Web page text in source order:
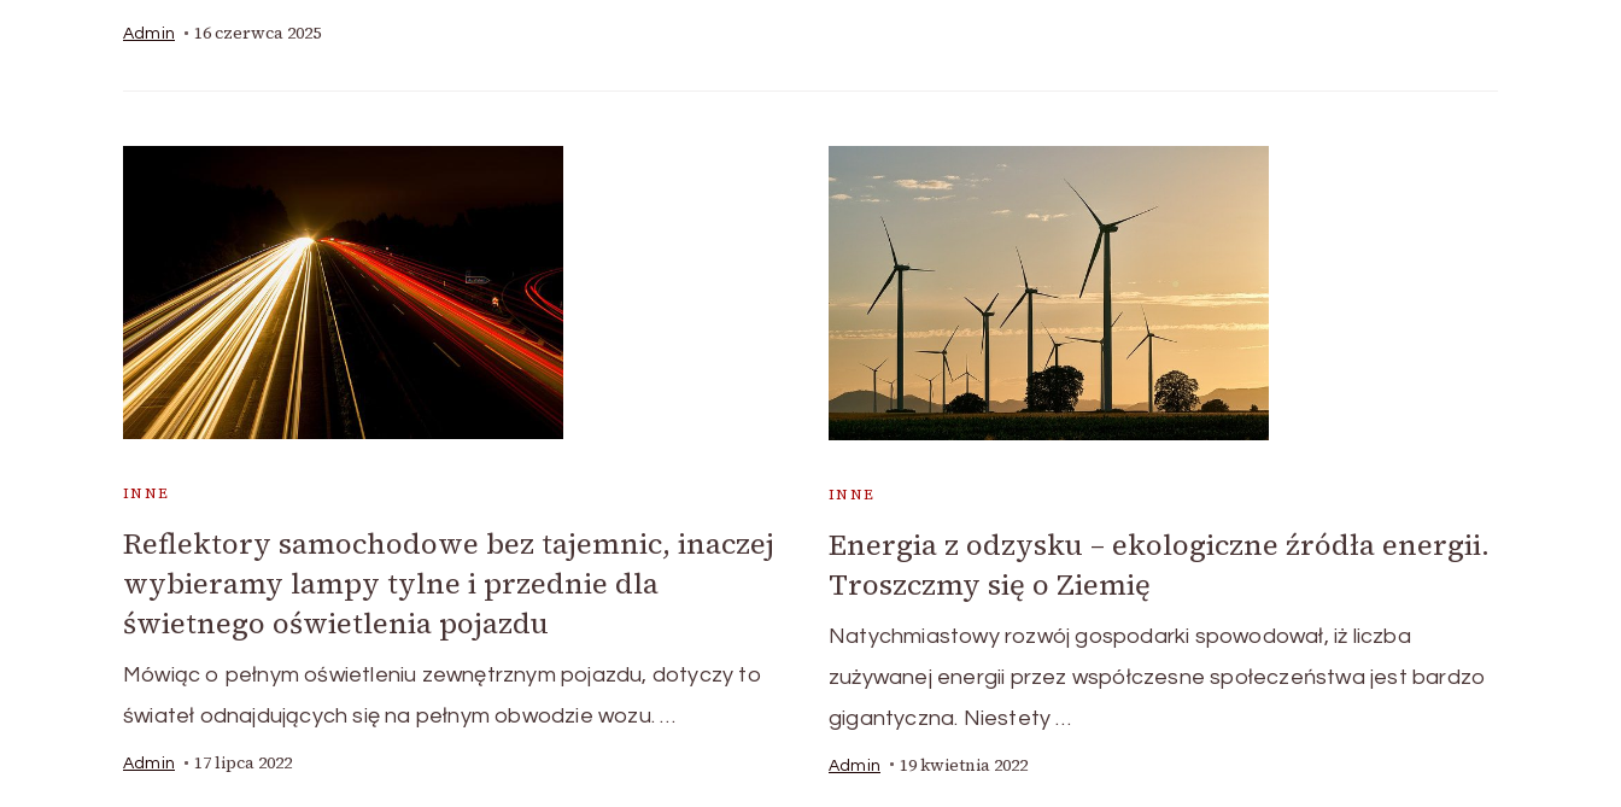
Admin 16 czerwca 2025
INNE
Reflektory samochodowe bez tajemnic, inaczej
wybieramy lampy tylne i przednie dla
świetnego oświetlenia pojazdu
Mówiąc o pełnym oświetleniu zewnętrznym pojazdu, dotyczy to
świateł odnajdujących się na pełnym obwodzie wozu. …
Admin 17 lipca 2022
INNE
Energia z odzysku – ekologiczne źródła energii.
Troszczmy się o Ziemię
Natychmiastowy rozwój gospodarki spowodował, iż liczba
zużywanej energii przez współczesne społeczeństwa jest bardzo
gigantyczna. Niestety …
Admin 19 kwietnia 2022